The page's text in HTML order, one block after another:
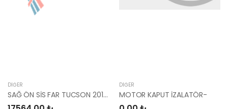
DIĞER
SAĞ ÖN SİS FAR TUCSON 2018- 92202-D7600-HMC
DIĞER
MOTOR KAPUT İZALATÖR-